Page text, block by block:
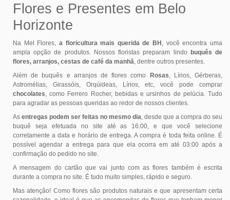
Flores e Presentes em Belo
Horizonte
Na Mel Flores, a floricultura mais querida de BH , você encontra uma
ampla opção de produtos. Nossos floristas preparam lindo
buquês de
flores, arranjos, cestas de café da manhã, dentre outros presentes.
Além de buquês e arranjos de flores como
Rosas, Lírios, Gérberas,
Astromélias, Girassóis, Orqúideas, Lírios, etc, você pode comprar
chocolates, como Ferrero Rocher, bebidas e ursinhos de pelúcia. Tudo
para agradar as pessoas queridas ao redor de nossos clientes.
As entregas podem ser feitas no mesmo dia, desde que a compra do seu
buquê seja efetuada no site até as 16:00, e que você selecione
corretamente a data e horário de entrega. A compra é toda feita online. É
possível agendar a entrega para que ela ocorra em até 03:00 após a
confirmação do pedido no site.
A mensagem do cartão que vai junto com as flores também é escrita
durante a compra no site. É tudo muito simples, rápido e seguro.
Mas atenção! Como flores são produtos naturais e que apresentam certa